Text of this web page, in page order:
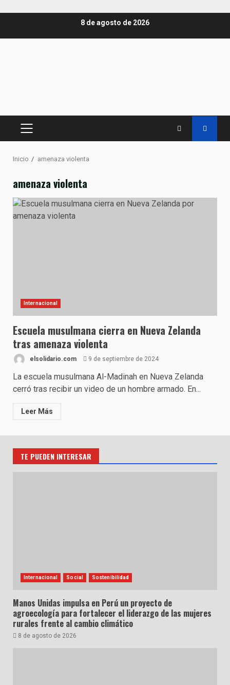
8 de agosto de 2026
MENÚ
Inicio amenaza violenta
amenaza violenta
Internacional
Escuela musulmana cierra en Nueva Zelanda
tras amenaza violenta
elsolidario.com 9 de septiembre de 2024
La escuela musulmana Al-Madinah en Nueva Zelanda
cerró tras recibir un video de un hombre armado. En...
Leer Más
TE PUEDEN INTERESAR
Internacional Social Sostenibilidad
Manos Unidas impulsa en Perú un proyecto de
agroecología para fortalecer el liderazgo de las mujeres
rurales frente al cambio climático
8 de agosto de 2026